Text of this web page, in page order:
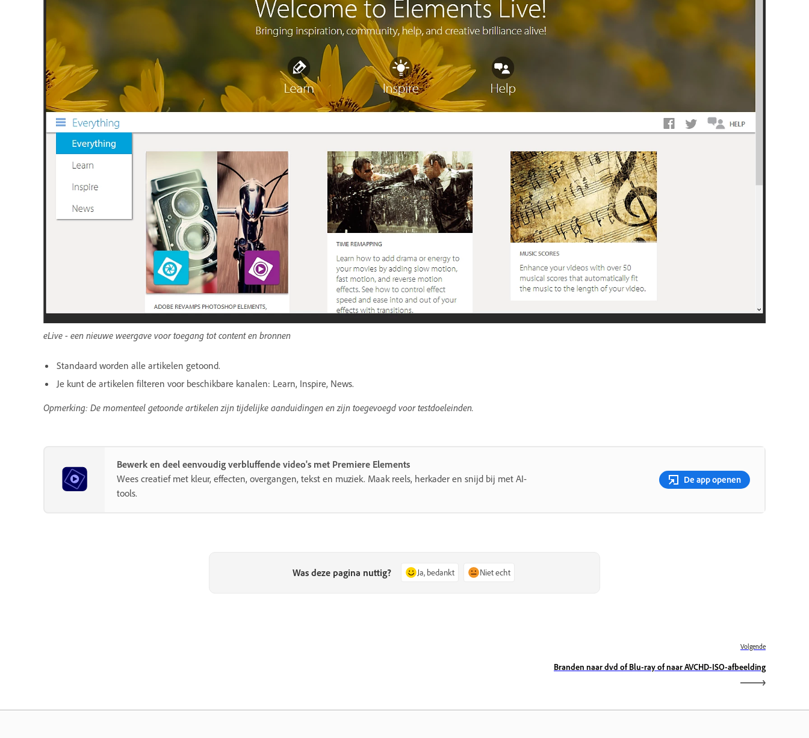
eLive - een nieuwe weergave voor toegang tot content en bronnen
Standaard worden alle artikelen getoond.
Je kunt de artikelen filteren voor beschikbare kanalen: Learn, Inspire, News.
Opmerking: De momenteel getoonde artikelen zijn tijdelijke aanduidingen en zijn toegevoegd voor testdoeleinden.
Bewerk en deel eenvoudig verbluffende video's met Premiere Elements
Wees creatief met kleur, effecten, overgangen, tekst en muziek. Maak reels, herkader en snijd bij met AI-
tools.
De app openen
Was deze pagina nuttig? Ja, bedankt Niet echt
Volgende
Branden naar dvd of Blu-ray of naar AVCHD-ISO-afbeelding